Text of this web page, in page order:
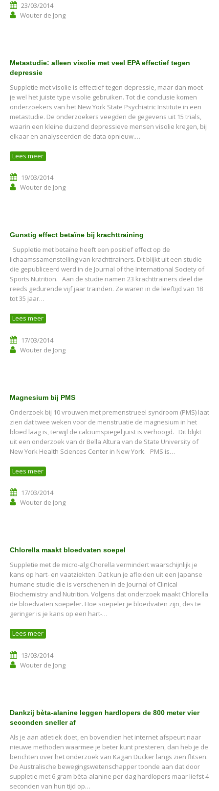
23/03/2014
Wouter de Jong
Metastudie: alleen visolie met veel EPA effectief tegen
depressie
Suppletie met visolie is effectief tegen depressie, maar dan moet
je wel het juiste type visolie gebruiken. Tot die conclusie komen
onderzoekers van het New York State Psychiatric Institute in een
metastudie. De onderzoekers veegden de gegevens uit 15 trials,
waarin een kleine duizend depressieve mensen visolie kregen, bij
elkaar en analyseerden de data opnieuw.…
Lees meer
19/03/2014
Wouter de Jong
Gunstig effect betaïne bij krachttraining
Suppletie met betaïne heeft een positief effect op de
lichaamssamenstelling van krachttrainers. Dit blijkt uit een studie
die gepubliceerd werd in de Journal of the International Society of
Sports Nutrition. Aan de studie namen 23 krachttrainers deel die
reeds gedurende vijf jaar trainden. Ze waren in de leeftijd van 18
tot 35 jaar…
Lees meer
17/03/2014
Wouter de Jong
Magnesium bij PMS
Onderzoek bij 10 vrouwen met premenstrueel syndroom (PMS) laat
zien dat twee weken voor de menstruatie de magnesium in het
bloed laag is, terwijl de calciumspiegel juist is verhoogd. Dit blijkt
uit een onderzoek van dr Bella Altura van de State University of
New York Health Sciences Center in New York. PMS is…
Lees meer
17/03/2014
Wouter de Jong
Chlorella maakt bloedvaten soepel
Suppletie met de micro-alg Chorella vermindert waarschijnlijk je
kans op hart- en vaatziekten. Dat kun je afleiden uit een Japanse
humane studie die is verschenen in de Journal of Clinical
Biochemistry and Nutrition. Volgens dat onderzoek maakt Chlorella
de bloedvaten soepeler. Hoe soepeler je bloedvaten zijn, des te
geringer is je kans op een hart-…
Lees meer
13/03/2014
Wouter de Jong
Dankzij bèta-alanine leggen hardlopers de 800 meter vier
seconden sneller af
Als je aan atletiek doet, en bovendien het internet afspeurt naar
nieuwe methoden waarmee je beter kunt presteren, dan heb je de
berichten over het onderzoek van Kagan Ducker langs zien flitsen.
De Australische bewegingswetenschapper toonde aan dat door
suppletie met 6 gram bèta-alanine per dag hardlopers maar liefst 4
seconden van hun tijd op…